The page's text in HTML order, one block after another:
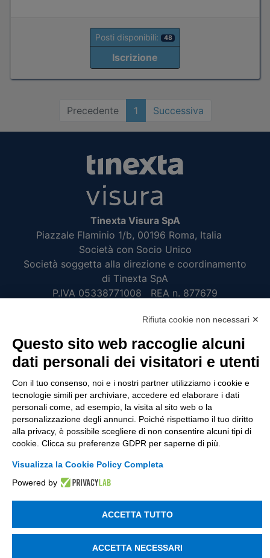
Posti disponibili: 48
Iscrizione
Precedente 1 Successiva
Tinexta Visura SpA
Piazzale Flaminio 1/b, 00196 Roma, Italia
Società con Socio Unico
Società soggetta alla direzione e coordinamento
di Tinexta SpA
P.IVA 05338771008 REA n. 877679
UTILITÀ
Recupero Password
POLICIES AND TERMS
Informativa cookie
© 2003 - 2026 Tinexta Visura S.p.A.
Rifiuta cookie non necessari ✕
Questo sito web raccoglie alcuni
dati personali dei visitatori e utenti
Con il tuo consenso, noi e i nostri partner utilizziamo i cookie e
tecnologie simili per archiviare, accedere ed elaborare i dati
personali come, ad esempio, la visita al sito web o la
personalizzazione degli annunci. Poiché rispettiamo il tuo diritto
alla privacy, è possibile scegliere di non consentire alcuni tipi di
cookie. Clicca su preferenze GDPR per saperne di più.
Visualizza la Cookie Policy Completa
Powered by
ACCETTA TUTTO
ACCETTA NECESSARI